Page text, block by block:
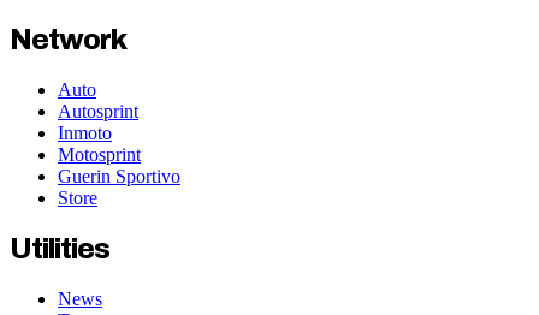
Network
Auto
Autosprint
Inmoto
Motosprint
Guerin Sportivo
Store
Utilities
News